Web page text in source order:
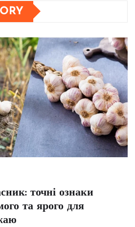
точні ознаки
та ярого для